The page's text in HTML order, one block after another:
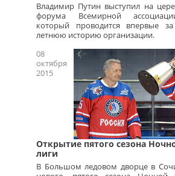
Владимир Путин выступил на
форума Всемирной
который проводится впервые
летнюю историю организации.
08
октября
2015
Открытие пятого сезона
лиги
В Большом ледовом дворце в